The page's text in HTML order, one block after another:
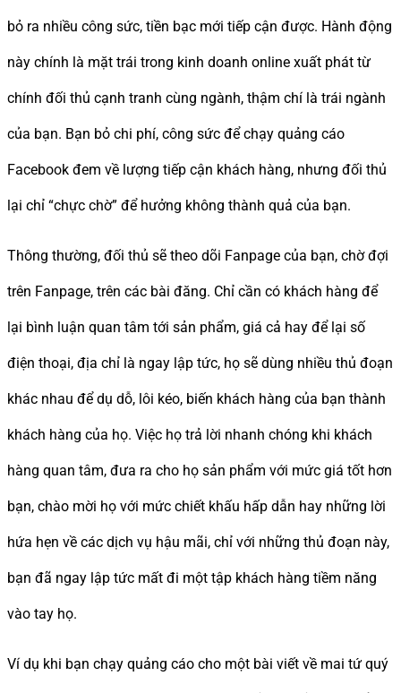
bỏ ra nhiều công sức, tiền bạc mới tiếp cận được. Hành động
này chính là mặt trái trong kinh doanh online xuất phát từ
chính đối thủ cạnh tranh cùng ngành, thậm chí là trái ngành
của bạn. Bạn bỏ chi phí, công sức để chạy quảng cáo
Facebook đem về lượng tiếp cận khách hàng, nhưng đối thủ
lại chỉ “chực chờ” để hưởng không thành quả của bạn.
Thông thường, đối thủ sẽ theo dõi Fanpage của bạn, chờ đợi
trên Fanpage, trên các bài đăng. Chỉ cần có khách hàng để
lại bình luận quan tâm tới sản phẩm, giá cả hay để lại số
điện thoại, địa chỉ là ngay lập tức, họ sẽ dùng nhiều thủ đoạn
khác nhau để dụ dỗ, lôi kéo, biến khách hàng của bạn thành
khách hàng của họ. Việc họ trả lời nhanh chóng khi khách
hàng quan tâm, đưa ra cho họ sản phẩm với mức giá tốt hơn
bạn, chào mời họ với mức chiết khấu hấp dẫn hay những lời
hứa hẹn về các dịch vụ hậu mãi, chỉ với những thủ đoạn này,
bạn đã ngay lập tức mất đi một tập khách hàng tiềm năng
vào tay họ.
Ví dụ khi bạn chạy quảng cáo cho một bài viết về mai tứ quý